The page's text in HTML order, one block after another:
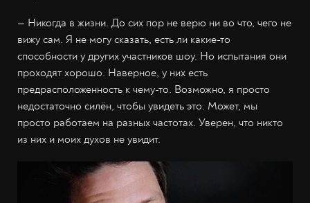
— Никогда в жизни. До сих пор не верю ни во что, чего не
вижу сам. Я не могу сказать, есть ли какие-то
способности у других участников шоу. Но испытания они
проходят хорошо. Наверное, у них есть
предрасположенность к чему-то. Возможно, я просто
недостаточно силён, чтобы увидеть это. Может, мы
просто работаем на разных частотах. Уверен, что никто
из них и моих духов не увидит.